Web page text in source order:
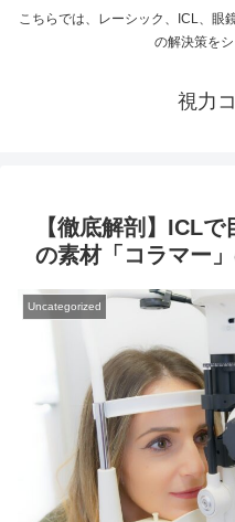
こちらでは、レーシック、ICL、眼
の解決策をシ
視力
【徹底解剖】ICL
の素材「コラマー
Uncategorized